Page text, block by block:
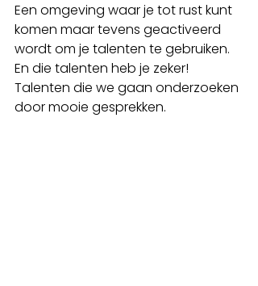
Een omgeving waar je tot rust kunt
komen maar tevens geactiveerd
wordt om je talenten te gebruiken.
En die talenten heb je zeker!
Talenten die we gaan onderzoeken
door mooie gesprekken.